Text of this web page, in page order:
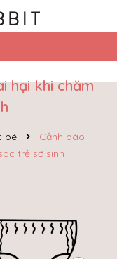
hại khi chăm
bé
Cảnh báo
trẻ sơ sinh